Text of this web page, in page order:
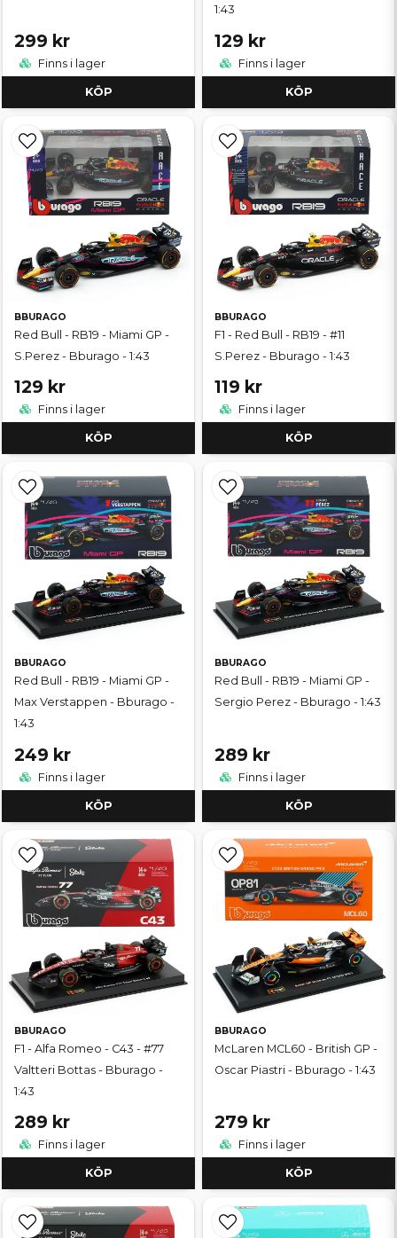
299 kr
Finns i lager
KÖP
1:43
129 kr
Finns i lager
KÖP
BBURAGO
Red Bull - RB19 - Miami GP -
S.Perez - Bburago - 1:43
129 kr
Finns i lager
KÖP
BBURAGO
F1 - Red Bull - RB19 - #11
S.Perez - Bburago - 1:43
119 kr
Finns i lager
KÖP
BBURAGO
Red Bull - RB19 - Miami GP -
Max Verstappen - Bburago -
1:43
249 kr
Finns i lager
KÖP
BBURAGO
Red Bull - RB19 - Miami GP -
Sergio Perez - Bburago - 1:43
289 kr
Finns i lager
KÖP
BBURAGO
F1 - Alfa Romeo - C43 - #77
Valtteri Bottas - Bburago -
1:43
289 kr
Finns i lager
KÖP
BBURAGO
McLaren MCL60 - British GP -
Oscar Piastri - Bburago - 1:43
279 kr
Finns i lager
KÖP